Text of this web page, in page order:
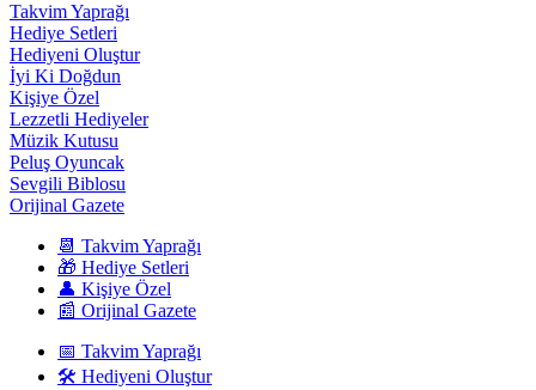
Takvim Yaprağı
Hediye Setleri
Hediyeni Oluştur
İyi Ki Doğdun
Kişiye Özel
Lezzetli Hediyeler
Müzik Kutusu
Peluş Oyuncak
Sevgili Biblosu
Orijinal Gazete
📆 Takvim Yaprağı
🎁 Hediye Setleri
👤 Kişiye Özel
📰 Orijinal Gazete
📅 Takvim Yaprağı
🛠️ Hediyeni Oluştur